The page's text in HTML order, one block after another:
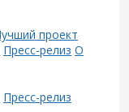
Пресс-релиз О
Пресс-релиз